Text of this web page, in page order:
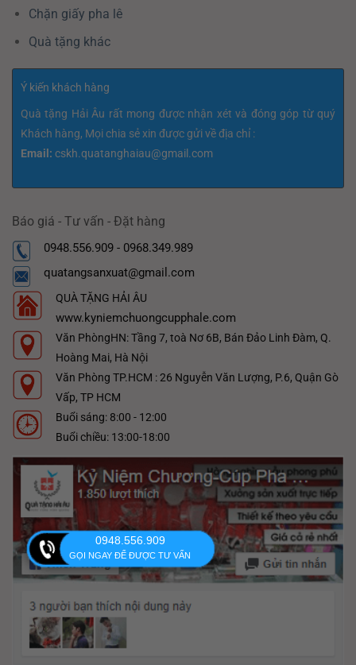
0948.556.909
GỌI NGAY ĐỂ ĐƯỢC TƯ VẤN
Chặn giấy pha lê
Quà tặng khác
Ý kiến khách hàng
Quà tặng Hải Âu rất mong được nhận xét và đóng góp từ quý
Khách hàng, Mọi chia sẻ xin được gửi về địa chỉ :
Email: cskh.quatanghaiau@gmail.com
Báo giá - Tư vấn - Đặt hàng
0948.556.909 - 0968.349.989
quatangsanxuat@gmail.com
QUÀ TẶNG HẢI ÂU
www.kyniemchuongcupphale.com
Văn PhòngHN: Tầng 7, toà Nơ 6B, Bán Đảo Linh Đàm, Q.
Hoàng Mai, Hà Nội
Văn Phòng TP.HCM : 26 Nguyễn Văn Lượng, P.6, Quận Gò
Vấp, TP HCM
Buổi sáng: 8:00 - 12:00
Buổi chiều: 13:00-18:00